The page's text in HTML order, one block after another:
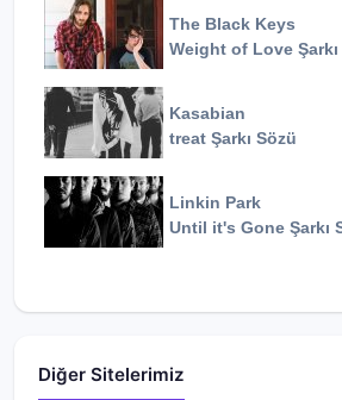
The Black Keys
Weight of Love
Kasabian
treat Şarkı Sözü
Linkin Park
Until it's Gone Şarkı
Diğer Sitelerimiz